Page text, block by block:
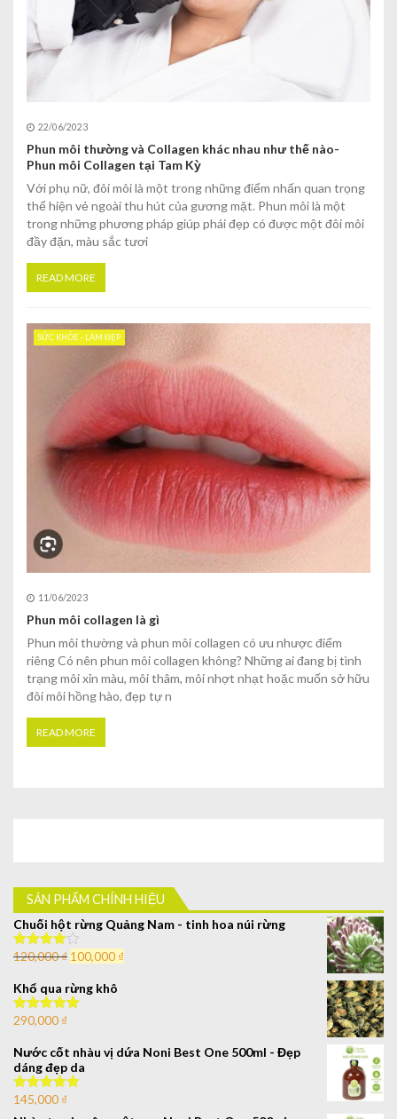
22/06/2023
Phun môi thường và Collagen khác nhau như thế nào-
Phun môi Collagen tại Tam Kỳ
Với phụ nữ, đôi môi là một trong những điểm nhấn quan trọng
thể hiện vẻ ngoài thu hút của gương mặt. Phun môi là một
trong những phương pháp giúp phái đẹp có được một đôi môi
đầy đặn, màu sắc tươi
READ MORE
SỨC KHỎE - LÀM ĐẸP
11/06/2023
Phun môi collagen là gì
Phun môi thường và phun môi collagen có ưu nhược điểm
riêng Có nên phun môi collagen không? Những ai đang bị tình
trạng môi xỉn màu, môi thâm, môi nhợt nhạt hoặc muốn sở hữu
đôi môi hồng hào, đẹp tự n
READ MORE
SẢN PHẨM CHÍNH HIỆU
Chuối hột rừng Quảng Nam - tinh hoa núi rừng
Được xếp
5 sao
120,000₫ 100,000 ₫
Khổ qua rừng khô
Được xếp
sao
290,000 ₫
Nước cốt nhàu vị dứa Noni Best One 500ml - Đẹp
dáng đẹp da
Được xếp
145,000 ₫